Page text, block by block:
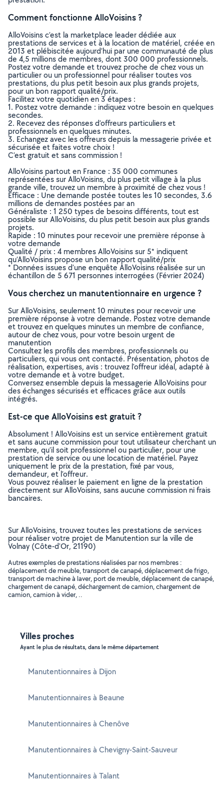
Comment fonctionne AlloVoisins ?
AlloVoisins c’est la marketplace leader dédiée aux
prestations de services et à la location de matériel, créée en
2013 et plébiscitée aujourd’hui par une communauté de plus
de 4,5 millions de membres, dont 300 000 professionnels.
Postez votre demande et trouvez proche de chez vous un
particulier ou un professionnel pour réaliser toutes vos
prestations, du plus petit besoin aux plus grands projets,
pour un bon rapport qualité/prix.
Facilitez votre quotidien en 3 étapes :
1. Postez votre demande : indiquez votre besoin en quelques
secondes.
2. Recevez des réponses d’offreurs particuliers et
professionnels en quelques minutes.
3. Echangez avec les offreurs depuis la messagerie privée et
sécurisée et faites votre choix !
C’est gratuit et sans commission !
AlloVoisins partout en France : 35 000 communes
représentées sur AlloVoisins, du plus petit village à la plus
grande ville, trouvez un membre à proximité de chez vous !
Efficace : Une demande postée toutes les 10 secondes, 3.6
millions de demandes postées par an
Généraliste : 1 250 types de besoins différents, tout est
possible sur AlloVoisins, du plus petit besoin aux plus grands
projets.
Rapide : 10 minutes pour recevoir une première réponse à
votre demande
Qualité / prix : 4 membres AlloVoisins sur 5* indiquent
qu’AlloVoisins propose un bon rapport qualité/prix
* Données issues d’une enquête AlloVoisins réalisée sur un
échantillon de 5 671 personnes interrogées (Février 2024)
Vous cherchez un manutentionnaire en urgence ?
Sur AlloVoisins, seulement 10 minutes pour recevoir une
première réponse à votre demande. Postez votre demande
et trouvez en quelques minutes un membre de confiance,
autour de chez vous, pour votre besoin urgent de
manutention
Consultez les profils des membres, professionnels ou
particuliers, qui vous ont contacté. Présentation, photos de
réalisation, expertises, avis : trouvez l'offreur idéal, adapté à
votre demande et à votre budget.
Conversez ensemble depuis la messagerie AlloVoisins pour
des échanges sécurisés et efficaces grâce aux outils
intégrés.
Est-ce que AlloVoisins est gratuit ?
Absolument ! AlloVoisins est un service entièrement gratuit
et sans aucune commission pour tout utilisateur cherchant un
membre, qu’il soit professionnel ou particulier, pour une
prestation de service ou une location de matériel. Payez
uniquement le prix de la prestation, fixé par vous,
demandeur, et l’offreur.
Vous pouvez réaliser le paiement en ligne de la prestation
directement sur AlloVoisins, sans aucune commission ni frais
bancaires.
Sur AlloVoisins, trouvez toutes les prestations de services
pour réaliser votre projet de Manutention sur la ville de
Volnay (Côte-d'Or, 21190)
Autres exemples de prestations réalisées par nos membres :
déplacement de meuble, transport de canapé, déplacement de frigo,
transport de machine à laver, port de meuble, déplacement de canapé,
chargement de canapé, déchargement de camion, chargement de
camion, camion à vider, ..
Villes proches
Ayant le plus de résultats, dans le même département
Manutentionnaires à Dijon
Manutentionnaires à Beaune
Manutentionnaires à Chenôve
Manutentionnaires à Chevigny-Saint-Sauveur
Manutentionnaires à Talant